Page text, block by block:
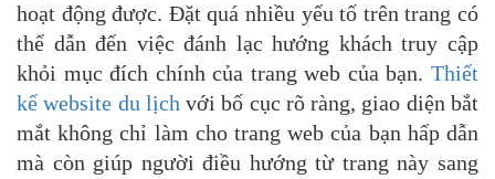
hoạt động được. Đặt quá nhiều yếu tố trên trang có
thể dẫn đến việc đánh lạc hướng khách truy cập
khỏi mục đích chính của trang web của bạn. Thiết
kế website du lịch với bố cục rõ ràng, giao diện bắt
mắt không chỉ làm cho trang web của bạn hấp dẫn
mà còn giúp người điều hướng từ trang này sang